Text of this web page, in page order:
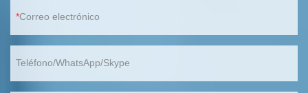
Correo electrónico
Teléfono/WhatsApp/Skype